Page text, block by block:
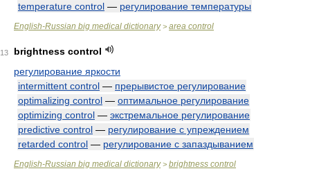
temperature control — регулирование температуры
English-Russian big medical dictionary> area control
13
brightness control
регулирование яркости
intermittent control — прерывистое регулирование
optimalizing control — оптимальное регулирование
optimizing control — экстремальное регулирование
predictive control — регулирование с упреждением
retarded control — регулирование с запаздыванием
English-Russian big medical dictionary> brightness control